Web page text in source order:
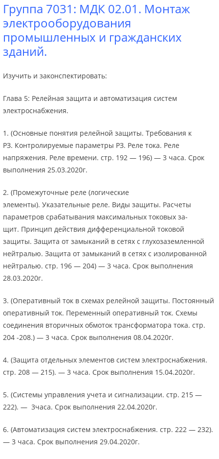
Группа 7031: МДК 02.01. Монтаж
электрооборудования
промышленных и гражданских
зданий.
Изучить и законспектировать:
Глава 5: Релейная защита и автоматизация систем
электроснабжения.
1. (Основные понятия релейной защиты. Требования к
РЗ. Контролируемые параметры РЗ. Реле тока. Реле
напряжения. Реле времени. стр. 192 — 196) — 3 часа. Срок
выполнения 25.03.2020г.
2. (Промежуточные реле (логические
элементы). Указательные реле. Виды защиты. Расчеты
параметров срабатывания максимальных токовых за­
щит. Принцип действия дифференциальной токовой
защиты. Защита от замыканий в сетях с глухозаземленной
нейтралью. Защита от замыканий в сетях с изолированной
нейтралью. стр. 196 — 204) — 3 часа. Срок выполнения
28.03.2020г.
3. (Оперативный ток в схемах релейной защиты. Постоянный
оперативный ток. Переменный оперативный ток. Схемы
соединения вторичных обмоток трансформатора тока. стр.
204 -208.) — 3 часа. Срок выполнения 08.04.2020г.
4. (Защита отдельных элементов систем электроснабжения.
стр. 208 — 215). — 3 часа. Срок выполнения 15.04.2020г.
5. (Системы управления учета и сигнализации. стр. 215 —
222). — 3часа. Срок выполнения 22.04.2020г.
6. (Автоматизация систем электроснабжения. стр. 222 — 232).
— 3 часа. Срок выполнения 29.04.2020г.